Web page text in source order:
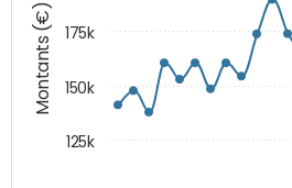
Montants (€)
125k
150k
175k